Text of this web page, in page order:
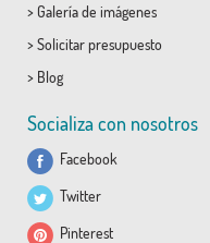
> Galería de imágenes
> Solicitar presupuesto
> Blog
Socializa con nosotros
Facebook
Twitter
Pinterest